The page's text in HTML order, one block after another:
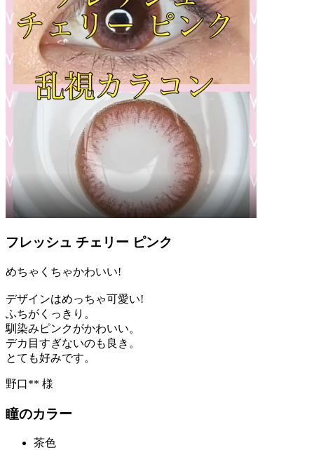
フレッシュ チェリー ピンク
めちゃくちゃかわいい!
デザインはめっちゃ可愛い!
ふちがくっきり。
馴染みピンクがかわいい。
デカ目すぎないのも良き。
とても好みです。
野口** 様
瞳のカラー
茶色